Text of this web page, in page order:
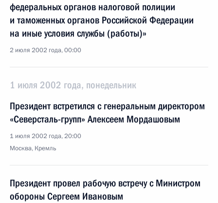
федеральных органов налоговой полиции
и таможенных органов Российской Федерации
на иные условия службы (работы)»
2 июля 2002 года, 00:00
1 июля 2002 года, понедельник
Президент встретился с генеральным директором
«Северсталь-групп» Алексеем Мордашовым
1 июля 2002 года, 20:00
Москва, Кремль
Президент провел рабочую встречу с Министром
обороны Сергеем Ивановым